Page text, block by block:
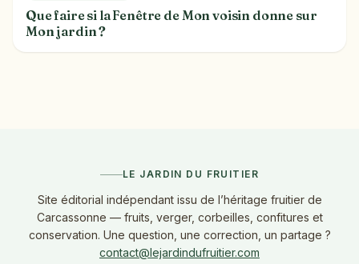
Que faire si la Fenêtre de Mon voisin donne sur
Mon jardin ?
LE JARDIN DU FRUITIER
Site éditorial indépendant issu de l’héritage fruitier de
Carcassonne — fruits, verger, corbeilles, confitures et
conservation. Une question, une correction, un partage ?
contact@lejardindufruitier.com